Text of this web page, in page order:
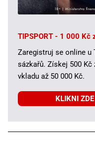
TIPSPORT - 1 000 Kč
Zaregistruj se online u
sázkařů. Získej 500 Kč
vkladu až 50 000 Kč.
KLIKNI